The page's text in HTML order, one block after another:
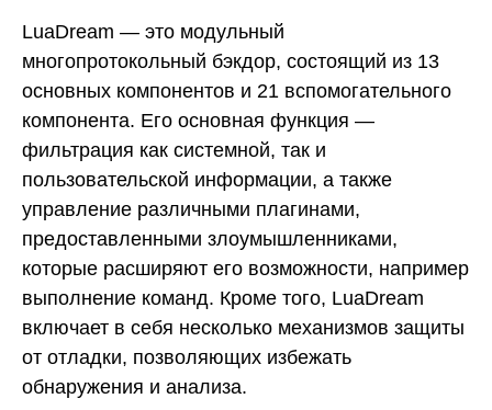
LuaDream — это модульный
многопротокольный бэкдор, состоящий из 13
основных компонентов и 21 вспомогательного
компонента. Его основная функция —
фильтрация как системной, так и
пользовательской информации, а также
управление различными плагинами,
предоставленными злоумышленниками,
которые расширяют его возможности, например
выполнение команд. Кроме того, LuaDream
включает в себя несколько механизмов защиты
от отладки, позволяющих избежать
обнаружения и анализа.